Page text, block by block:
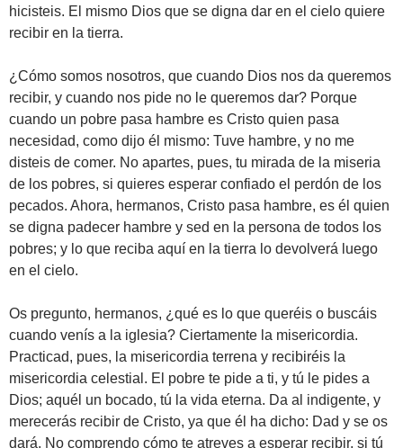
hicisteis. El mismo Dios que se digna dar en el cielo quiere
recibir en la tierra.
¿Cómo somos nosotros, que cuando Dios nos da queremos
recibir, y cuando nos pide no le queremos dar? Porque
cuando un pobre pasa hambre es Cristo quien pasa
necesidad, como dijo él mismo: Tuve hambre, y no me
disteis de comer. No apartes, pues, tu mirada de la miseria
de los pobres, si quieres esperar confiado el perdón de los
pecados. Ahora, hermanos, Cristo pasa hambre, es él quien
se digna padecer hambre y sed en la persona de todos los
pobres; y lo que reciba aquí en la tierra lo devolverá luego
en el cielo.
Os pregunto, hermanos, ¿qué es lo que queréis o buscáis
cuando venís a la iglesia? Ciertamente la misericordia.
Practicad, pues, la misericordia terrena y recibiréis la
misericordia celestial. El pobre te pide a ti, y tú le pides a
Dios; aquél un bocado, tú la vida eterna. Da al indigente, y
merecerás recibir de Cristo, ya que él ha dicho: Dad y se os
dará. No comprendo cómo te atreves a esperar recibir, si tú